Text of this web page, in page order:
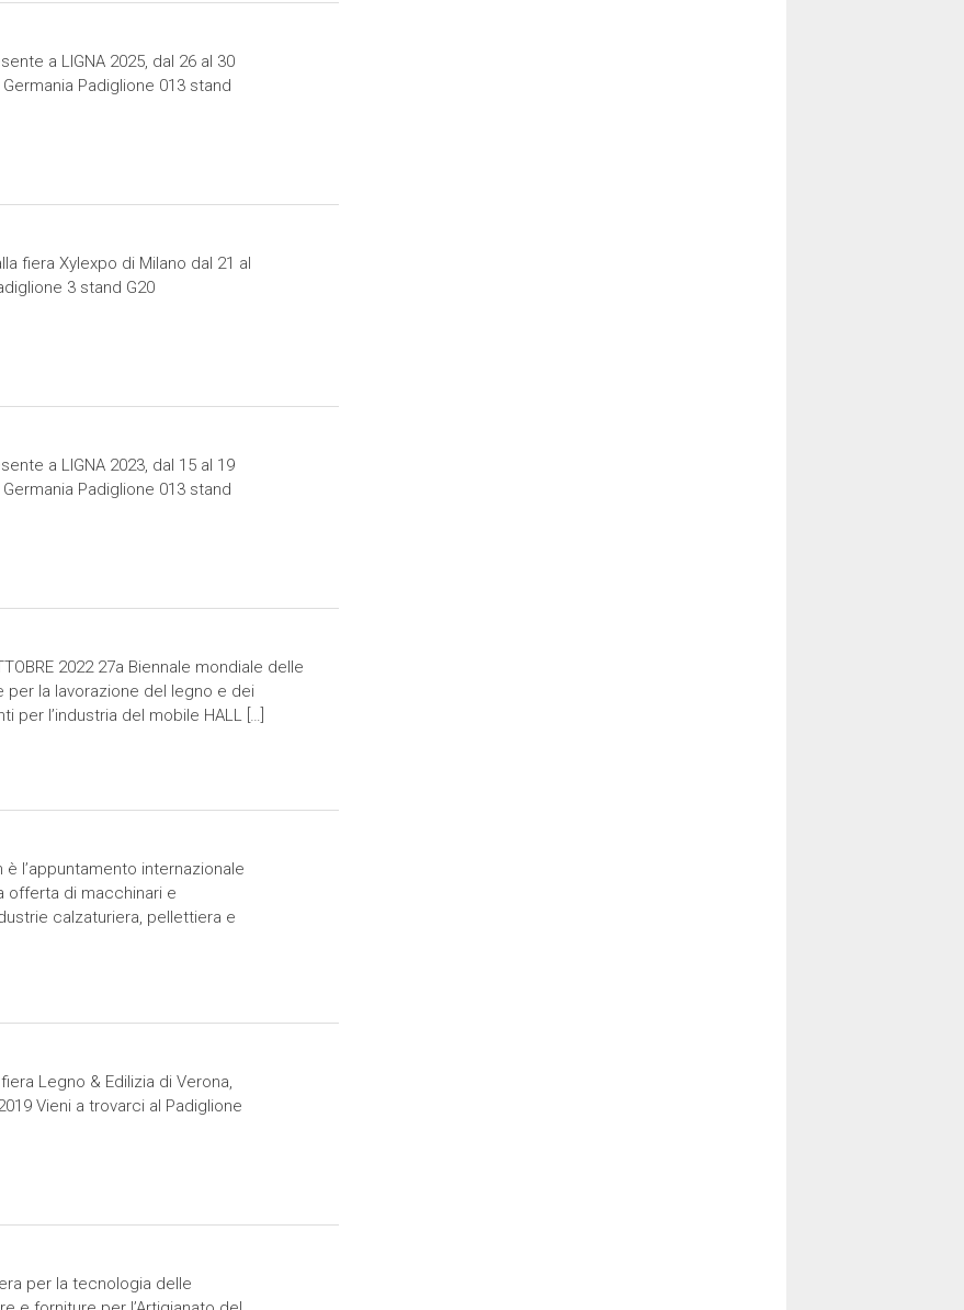
a LIGNA 2025, dal 26 al 30
Padiglione 013 stand
fiera Xylexpo di Milano dal 21 al
3 stand G20
a LIGNA 2023, dal 15 al 19
Padiglione 013 stand
2022 27a Biennale mondiale delle
per la lavorazione del legno e dei
per l’industria del mobile HALL […]
è l’appuntamento internazionale
offerta di macchinari e
calzaturiera, pellettiera e
Legno & Edilizia di Verona,
Vieni a trovarci al Padiglione
per la tecnologia delle